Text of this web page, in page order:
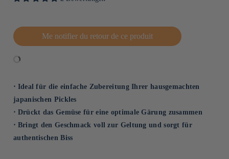
Me notifier du retour de ce produit
⋅ Ideal für die einfache Zubereitung Ihrer hausgemachten
japanischen Pickles
⋅ Drückt das Gemüse für eine optimale Gärung zusammen
⋅ Bringt den Geschmack voll zur Geltung und sorgt für
authentischen Biss